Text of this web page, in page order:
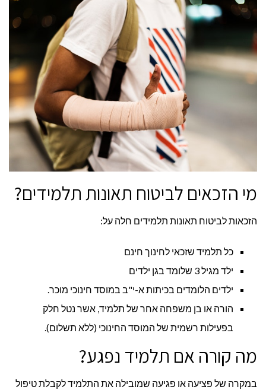
מי הזכאים לביטוח תאונות תלמידים?
הזכאות לביטוח תאונות תלמידים חלה על:
כל תלמיד שזכאי לחינוך חינם
ילד מגיל 3 שלומד בגן ילדים
ילדים הלומדים בכיתות א-י"ב במוסד חינוכי מוכר.
הורה או בן משפחה אחר של תלמיד, אשר נטל חלק
בפעילות רשמית של המוסד החינוכי (ללא תשלום).
מה קורה אם תלמיד נפגע?
במקרה של פציעה או פגיעה שמובילה את התלמיד לקבלת טיפול